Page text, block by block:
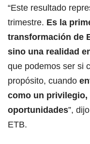
“Este resultado
trimestre. Es la
transformación de
sino una realidad
que podemos ser si
propósito, cuando
como un
oportunidades”,
ETB.